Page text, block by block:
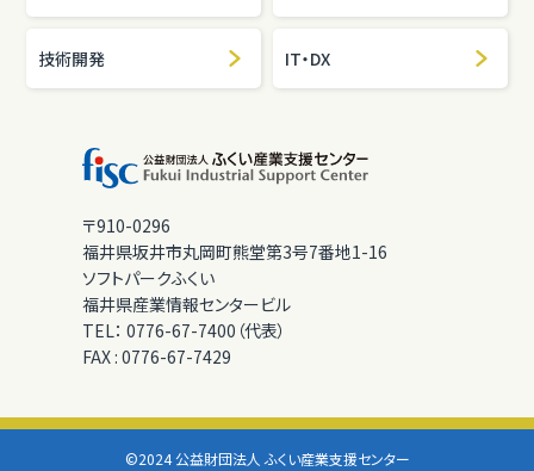
技術開発 IT・DX
〒910-0296
福井県坂井市丸岡町熊堂第3号7番地1-16
ソフトパークふくい
福井県産業情報センタービル
TEL： 0776-67-7400（代表）
FAX : 0776-67-7429
©2024 公益財団法人 ふくい産業支援センター